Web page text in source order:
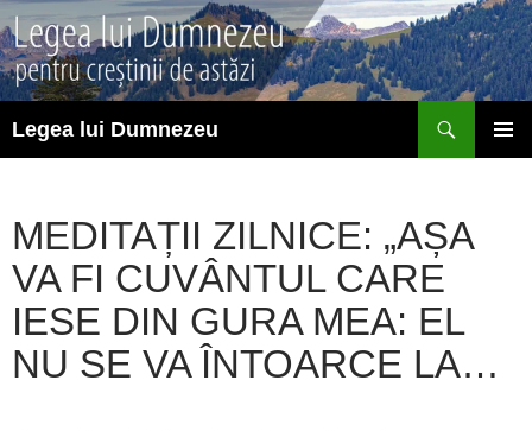
Sari
la
conținut
Legea lui Dumnezeu
MEDITAȚII ZILNICE: „AȘA
VA FI CUVÂNTUL CARE
IESE DIN GURA MEA: EL
NU SE VA ÎNTOARCE LA…